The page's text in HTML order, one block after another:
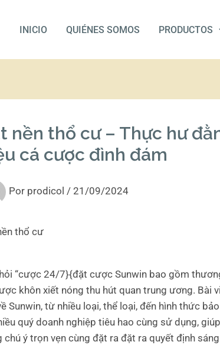
INICIO QUIÉNES SOMOS PRODUCTOS
nền thổ cư – Thực hư
cá cược đình đám
Por prodicol / 21/09/2024
thổ cư
“cược 24/7}{đặt cược Sunwin bao gồm
khôn xiết nóng thu hút quan trung ương. Bài
Sunwin, từ nhiều loại, thể loại, đến hình thức
quý doanh nghiệp tiêu hao cùng sử dụng,
chú ý trọn vẹn cùng đặt ra đặt ra quyết định